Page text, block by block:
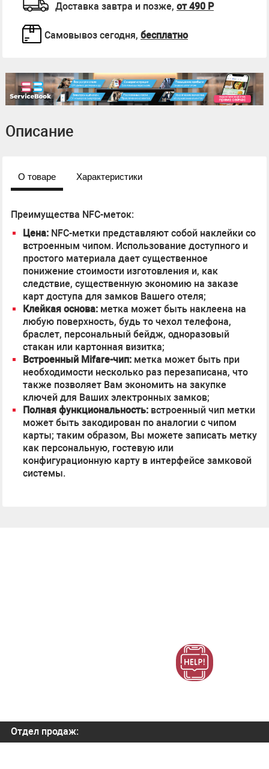
Доставка завтра и позже, от 490 Р
Самовывоз сегодня, бесплатно
Описание
О товаре Характеристики
Преимущества NFC-меток:
Цена:NFC-метки представляют собой наклейки со
встроенным чипом. Использование доступного и
простого материала дает существенное
понижение стоимости изготовления и, как
следствие, существенную экономию на заказе
карт доступа для замков Вашего отеля;
Клейкая основа:метка может быть наклеена на
любую поверхность, будь то чехол телефона,
браслет, персональный бейдж, одноразовый
стакан или картонная визитка;
Встроенный Mifare-чип:метка может быть при
необходимости несколько раз перезаписана, что
также позволяет Вам экономить на закупке
ключей для Ваших электронных замков;
Полная функциональность:встроенный чип метки
может быть закодирован по аналогии с чипом
карты; таким образом, Вы можете записать метку
как персональную, гостевую или
конфигурационную карту в интерфейсе замковой
системы.
Отдел продаж: